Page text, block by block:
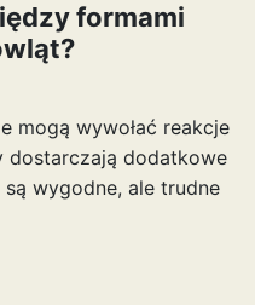
formami
mogą wywołać reakcje
dostarczają dodatkowe
wygodne, ale trudne